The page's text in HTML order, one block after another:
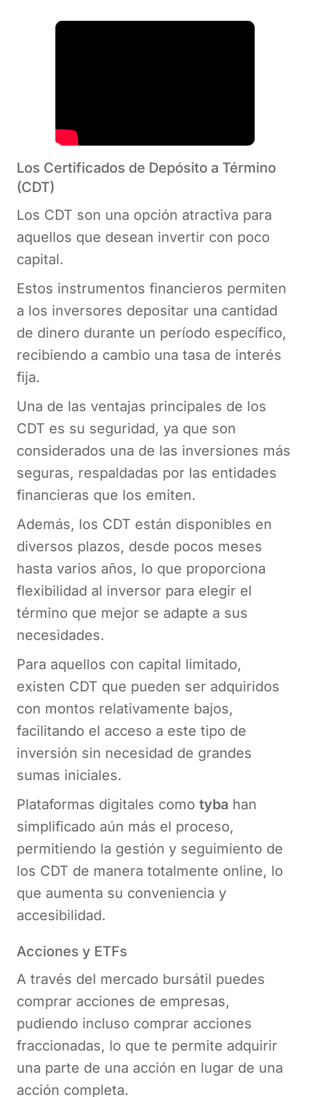
Los Certificados de Depósito a Término
(CDT)
Los CDT son una opción atractiva para
aquellos que desean invertir con poco
capital.
Estos instrumentos financieros permiten
a los inversores depositar una cantidad
de dinero durante un período específico,
recibiendo a cambio una tasa de interés
fija.
Una de las ventajas principales de los
CDT es su seguridad, ya que son
considerados una de las inversiones más
seguras, respaldadas por las entidades
financieras que los emiten.
Además, los CDT están disponibles en
diversos plazos, desde pocos meses
hasta varios años, lo que proporciona
flexibilidad al inversor para elegir el
término que mejor se adapte a sus
necesidades.
Para aquellos con capital limitado,
existen CDT que pueden ser adquiridos
con montos relativamente bajos,
facilitando el acceso a este tipo de
inversión sin necesidad de grandes
sumas iniciales.
Plataformas digitales como tyba han
simplificado aún más el proceso,
permitiendo la gestión y seguimiento de
los CDT de manera totalmente online, lo
que aumenta su conveniencia y
accesibilidad.
Acciones y ETFs
A través del mercado bursátil puedes
comprar acciones de empresas,
pudiendo incluso comprar acciones
fraccionadas, lo que te permite adquirir
una parte de una acción en lugar de una
acción completa.